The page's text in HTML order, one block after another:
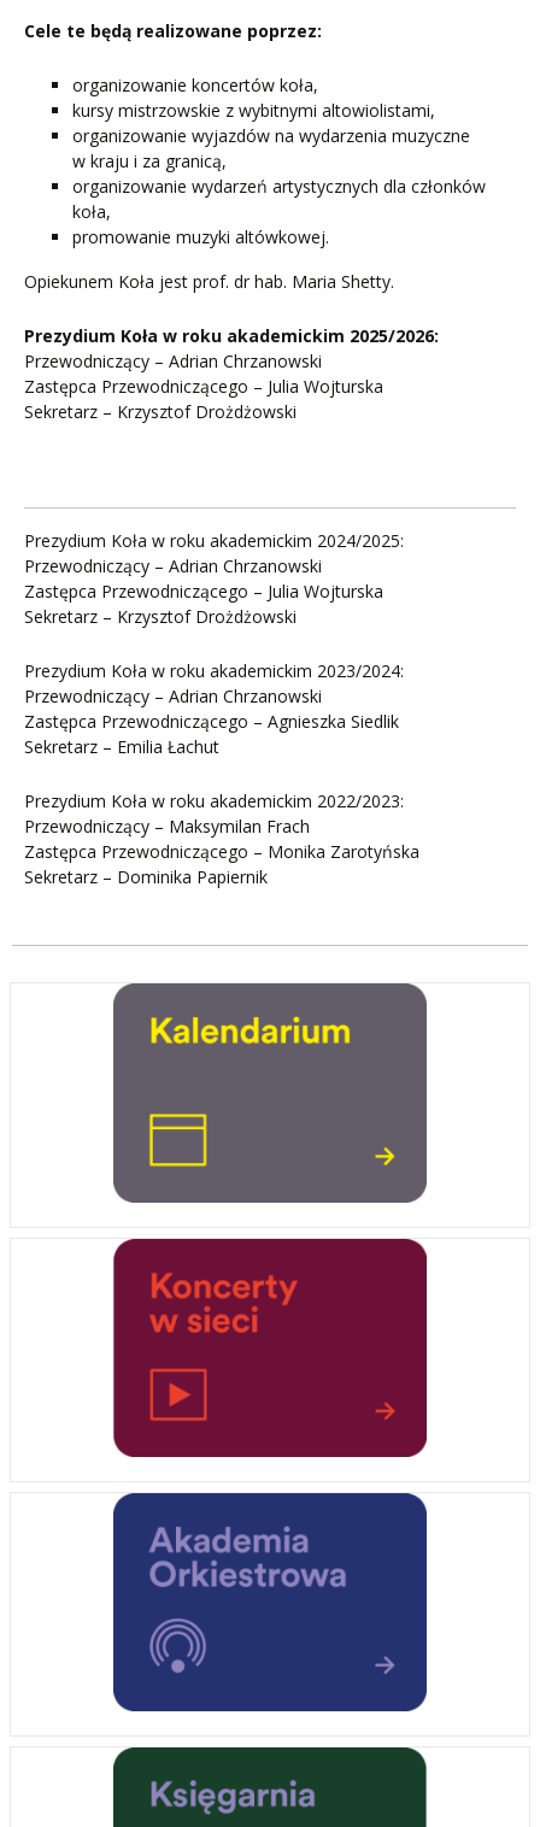
Cele te będą realizowane poprzez:
organizowanie koncertów koła,
kursy mistrzowskie z wybitnymi altowiolistami,
organizowanie wyjazdów na wydarzenia muzyczne
w kraju i za granicą,
organizowanie wydarzeń artystycznych dla członków
koła,
promowanie muzyki altówkowej.
Opiekunem Koła jest prof. dr hab. Maria Shetty.
Prezydium Koła w roku akademickim 2025/2026:
Przewodniczący – Adrian Chrzanowski
Zastępca Przewodniczącego – Julia Wojturska
Sekretarz – Krzysztof Drożdżowski
Prezydium Koła w roku akademickim 2024/2025:
Przewodniczący – Adrian Chrzanowski
Zastępca Przewodniczącego – Julia Wojturska
Sekretarz – Krzysztof Drożdżowski
Prezydium Koła w roku akademickim 2023/2024:
Przewodniczący – Adrian Chrzanowski
Zastępca Przewodniczącego – Agnieszka Siedlik
Sekretarz – Emilia Łachut
Prezydium Koła w roku akademickim 2022/2023:
Przewodniczący – Maksymilan Frach
Zastępca Przewodniczącego – Monika Zarotyńska
Sekretarz – Dominika Papiernik